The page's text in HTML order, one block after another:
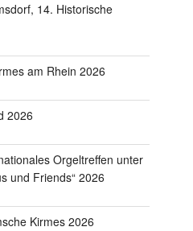
14. Historische
am Rhein 2026
2026
Orgeltreffen unter
und Friends“ 2026
Kirmes 2026